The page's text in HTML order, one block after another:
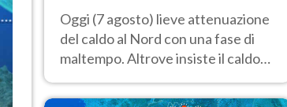
nubifragi. Altrove caldo
estremo
Oggi (7 agosto) lieve attenuazione
del caldo al Nord con una fase di
maltempo. Altrove insiste il caldo
previsioni